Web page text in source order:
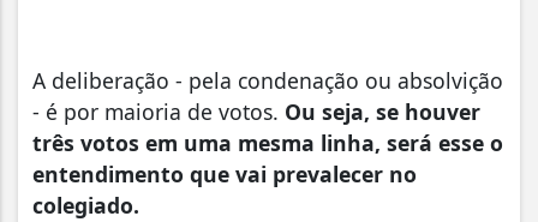
A deliberação - pela condenação ou absolvição
- é por maioria de votos. Ou seja, se houver
três votos em uma mesma linha, será esse o
entendimento que vai prevalecer no
colegiado.